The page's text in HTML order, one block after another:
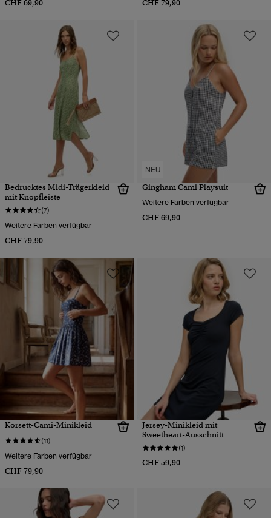
CHF 69,90 CHF 79,90
Bedrucktes Midi-Trägerkleid
mit Knopfleiste
(7)
Weitere Farben verfügbar
CHF 79,90
NEU
Gingham Cami Playsuit
Weitere Farben verfügbar
CHF 69,90
Korsett-Cami-Minikleid
(11)
Weitere Farben verfügbar
CHF 79,90
Jersey-Minikleid mit
Sweetheart-Ausschnitt
(1)
CHF 59,90